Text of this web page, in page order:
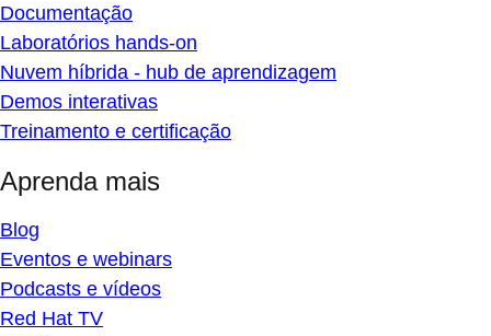
Documentação
Laboratórios hands-on
Nuvem híbrida - hub de aprendizagem
Demos interativas
Treinamento e certificação
Aprenda mais
Blog
Eventos e webinars
Podcasts e vídeos
Red Hat TV